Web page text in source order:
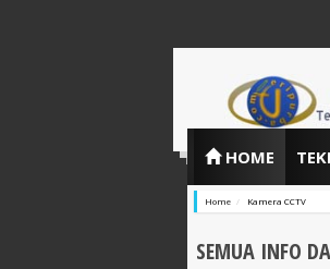
HOME
Home Kamera CCTV
SEMUA INFO